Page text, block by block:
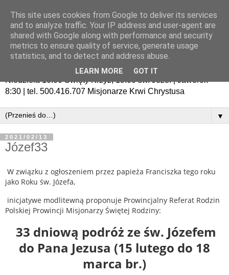
Niedziela 10:00 Święty Krzyż, 19:00 św. Józef | Jaworek
8:30 | tel. 500.416.707 Misjonarze Krwi Chrystusa
▼
2021/02/13
Józef33
W związku z ogłoszeniem przez papieża Franciszka tego roku
jako Roku św. Józefa,
inicjatywe modlitewną proponuje Prowincjalny Referat Rodzin
Polskiej Prowincji Misjonarzy Świętej Rodziny:
33 dniową podróż ze św. Józefem
do Pana Jezusa (15 lutego do 18
marca br.)
This site uses cookies from Google to deliver its services
and to analyze traffic. Your IP address and user-agent are
shared with Google along with performance and security
metrics to ensure quality of service, generate usage
statistics, and to detect and address abuse.
LEARN MORE GOT IT